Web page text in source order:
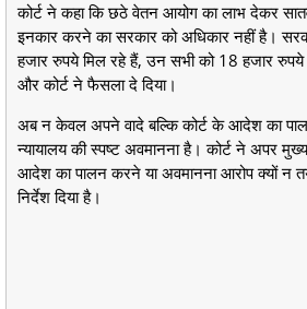
कोर्ट ने कहा कि छठे वेतन आयोग का लाभ देकर
इनकार करने का सरकार को अधिकार नहीं है।
हजार रुपये मिल रहे हैं, उन सभी को 18 हजार रुपये
और कोर्ट ने फैसला दे दिया।
अब न केवल अपने वादे बल्कि कोर्ट के आदेश का
न्यायालय की स्पष्ट अवमानना है। कोर्ट ने अपर
आदेश का पालन करने या अवमानना आरोप क्यों न
निर्देश दिया है।